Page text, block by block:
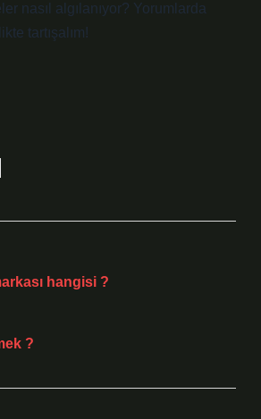
nasıl algılanıyor? Yorumlarda
tartışalım!
hangisi ?
?